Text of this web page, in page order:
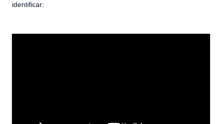
identificar: